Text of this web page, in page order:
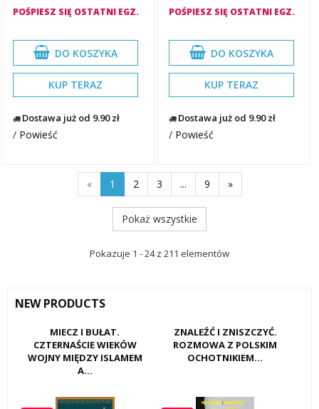
NEW PRODUCTS
MIECZ I BUŁAT.
CZTERNAŚCIE WIEKÓW
WOJNY MIĘDZY ISLAMEM
A...
ZNALEŹĆ I ZNISZCZYĆ.
ROZMOWA Z POLSKIM
OCHOTNIKIEM...
POŚPIESZ SIĘ OSTATNI EGZ.
DO KOSZYKA
KUP TERAZ
Dostawa już od 9.90 zł
/ Powieść
POŚPIESZ SIĘ OSTATNI EGZ.
DO KOSZYKA
KUP TERAZ
Dostawa już od 9.90 zł
/ Powieść
« 1 2 3 ... 9 »
Pokaż wszystkie
Pokazuje 1 - 24 z 211 elementów